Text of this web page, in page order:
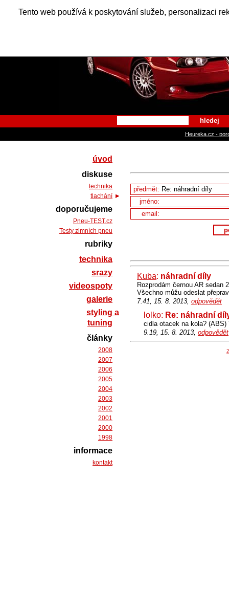
Tento web používá k poskytování služeb, personalizaci
Alfa
hledej
Heureka.cz -
předmět:
jméno:
email:
Kuba: náhradní díly
Rozprodám černou AR sedan
Všechno můžu odeslat
7.41, 15. 8. 2013, odpovědět
lolko: Re: náhradní
cidla otacek na kola? (ABS)
9.19, 15. 8. 2013, odpovědět
úvod
diskuse
technika
tlachání
doporučujeme
Pneu-TEST.cz
Testy zimních pneu
rubriky
technika
srazy
videospoty
galerie
styling a
tuning
články
2008
2007
2006
2005
2004
2003
2002
2001
2000
1998
informace
kontakt